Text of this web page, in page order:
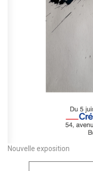
Nouvelle exposition